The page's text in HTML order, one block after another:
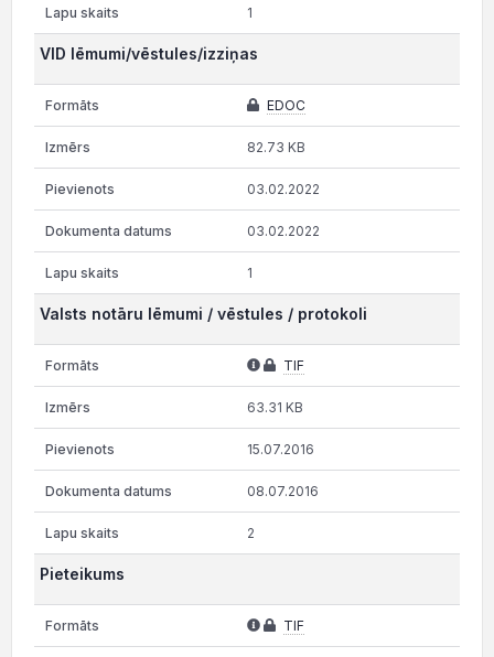
1
VID lēmumi/vēstules/izziņas
EDOC
82.73 KB
03.02.2022
03.02.2022
1
Valsts notāru lēmumi / vēstules / protokoli
TIF
63.31 KB
15.07.2016
08.07.2016
2
Pieteikums
TIF